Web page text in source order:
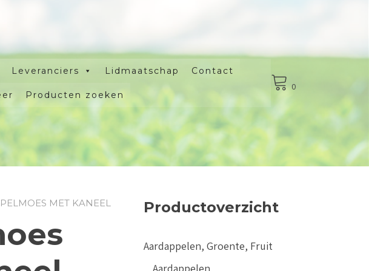
Leveranciers Lidmaatschap Contact
Producten zoeken
0
MET KANEEL Productoverzicht
Aardappelen, Groente, Fruit